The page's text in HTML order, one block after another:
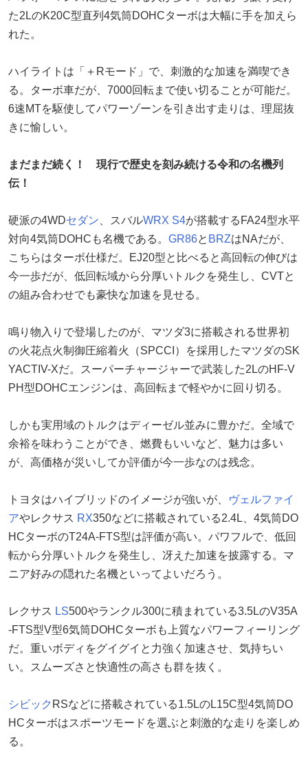
た2LのK20C型直列4気筒DOHCターボは大幅に手を加えら
れた。
ハイライトは「＋Rモード」で、刺激的な加速を満喫でき
る。ターボ車だが、7000回転まで使い切ることが可能だ。
6速MTを駆使してパワーゾーンを引き出す走りは、理屈抜
きに愉しい。
まだまだ続く！ 現行で歴史を刻み続ける令和の名機列
伝！
硬派の4WDセダン 、スバルWRX S4が搭載するFA24型水平
対向4気筒DOHCも名機である。 GR86と BRZはNAだが、
こちらはターボ仕様だ。EJ20型と比べると高回転の伸びは
今一歩だが、低回転域から分厚いトルクを発生し、CVTと
の組み合わせでも豪快な加速を見せる。
鳴り物入りで登場したのが、マツダ3に搭載される世界初
の火花点火制御圧縮着火（SPCCI）を採用したマツダのSK
YACTIV-Xだ。スーパーチャージャーで武装した2LのHF-V
PH型DOHCエンジンは、高回転まで軽やかに回り切る。
しかも実用域のトルクはディーゼル並みに豊かだ。全域で
余裕を味わうことができ、燃費もいいなど、魅力は多い
が、高価格が災いしてか評価が今一歩なのは残念。
トヨタはハイブリッドのイメージが強いが、
ヴェルファイ
アやレクサス RX350などに搭載されている2.4L、4気筒DO
HCターボのT24A-FTS型は評価が高い。パワフルで、低回
転から分厚いトルクを発生し、冴えた加速を披露する。マ
ニア好みの隠れた名機といってよいだろう。
レクサス LS500やランクル300に積まれている3.5LのV35A
-FTS型V型6気筒DOHCターボも上質なパワーフィーリング
だ。重いボディをグイグイと力強く加速させ、気持ちい
い。スムーズさと快適性の高さも群を抜く。
シビック RSなどに搭載されている1.5LのL15C型4気筒DO
HCターボはスポーツモードを選ぶと刺激的な走りを楽しめ
る。